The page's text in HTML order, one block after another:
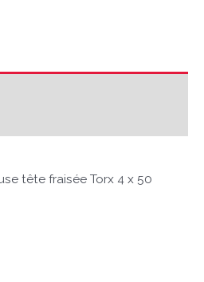
tête fraisée Torx 4 x 50